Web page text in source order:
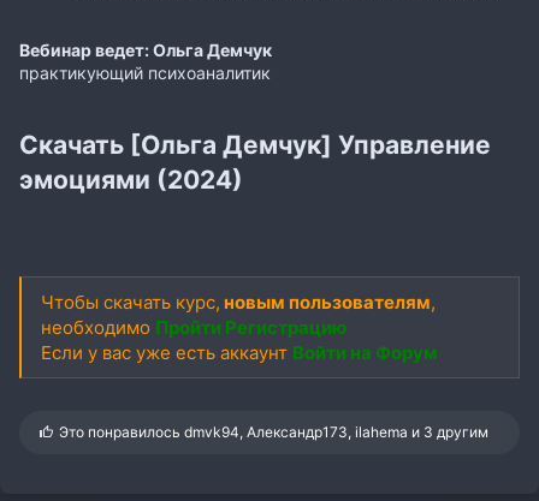
Вебинар ведет: Ольга Демчук
практикующий психоаналитик
Скачать [Ольга Демчук] Управление
эмоциями (2024)
Чтобы скачать курс, новым пользователям,
необходимо Пройти Регистрацию
Если у вас уже есть аккаунт Войти на Форум
С
Это понравилосьdmvk94,Александр173,ilahema и 3 другим